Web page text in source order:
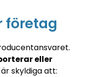
företag
eller
är skyldiga att: